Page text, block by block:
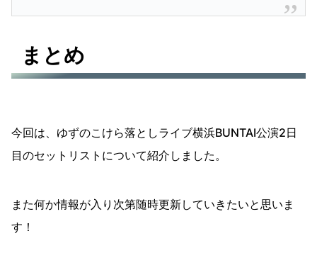
まとめ
今回は、ゆずのこけら落としライブ横浜BUNTAI公演2日
目のセットリストについて紹介しました。
また何か情報が入り次第随時更新していきたいと思いま
す！